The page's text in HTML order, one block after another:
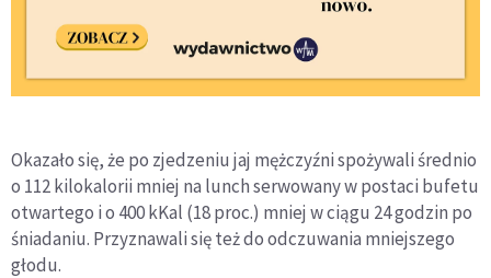
Okazało się, że po zjedzeniu jaj mężczyźni spożywali średnio
o 112 kilokalorii mniej na lunch serwowany w postaci bufetu
otwartego i o 400 kKal (18 proc.) mniej w ciągu 24 godzin po
śniadaniu. Przyznawali się też do odczuwania mniejszego
głodu.